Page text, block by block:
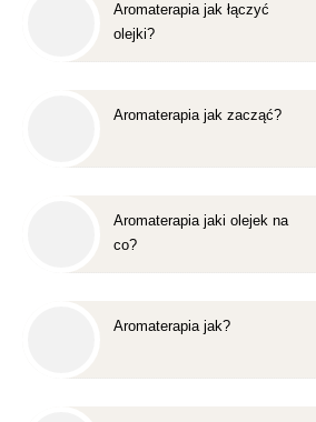
Aromaterapia jak łączyć
olejki?
Aromaterapia jak zacząć?
Aromaterapia jaki olejek na
co?
Aromaterapia jak?